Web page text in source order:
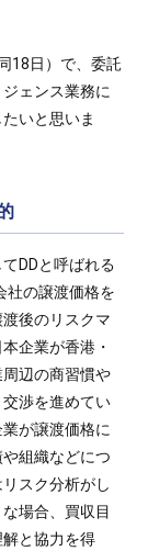
18日）で、委託
ェンス業務に
いと思いま
DDと呼ばれる
社の譲渡価格を
後のリスクマ
企業が香港・
辺の商習慣や
渉を進めてい
が譲渡価格に
組織などにつ
スク分析がし
場合、買収目
と協力を得